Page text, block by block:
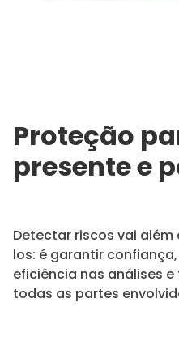
Proteção
presente e
Detectar riscos vai
los: é garantir
eficiência nas análises
todas as partes